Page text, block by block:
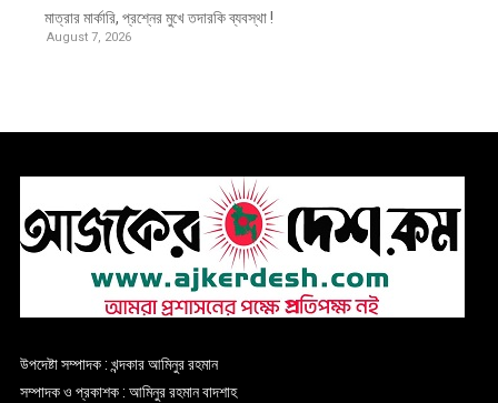
মাত্রার মার্কারি, প্রশ্নের মুখে তদারকি ব্যবস্থা !
August 7, 2026
উপদেষ্টা সম্পাদক : খন্দকার আমিনুর রহমান
সম্পাদক ও প্রকাশক : আমিনুর রহমান বাদশাহ